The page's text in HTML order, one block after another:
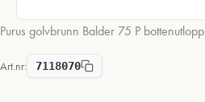
Purus golvbrunn Balder 75 P bottenutlopp
Art.nr: 7118070